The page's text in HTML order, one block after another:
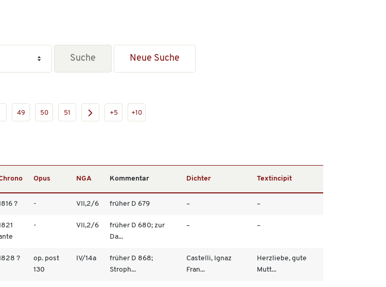
Neue Suche
49 50 51 +5 +10
Opus NGA Kommentar Dichter Textincipit
? - VII,2/6 früher D 679 – –
- VII,2/6
früher D 680; zur
Da...
– –
?
op. post
130
IV/14a
früher D 868;
Stroph...
Castelli, Ignaz
Fran...
Herzliebe, gute
Mutt...